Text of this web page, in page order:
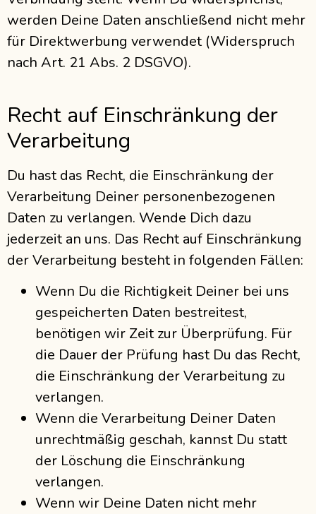
werden Deine Daten anschließend nicht mehr
für Direktwerbung verwendet (Widerspruch
nach Art. 21 Abs. 2 DSGVO).
Recht auf Einschränkung der
Verarbeitung
Du hast das Recht, die Einschränkung der
Verarbeitung Deiner personenbezogenen
Daten zu verlangen. Wende Dich dazu
jederzeit an uns. Das Recht auf Einschränkung
der Verarbeitung besteht in folgenden Fällen:
Wenn Du die Richtigkeit Deiner bei uns
gespeicherten Daten bestreitest,
benötigen wir Zeit zur Überprüfung. Für
die Dauer der Prüfung hast Du das Recht,
die Einschränkung der Verarbeitung zu
verlangen.
Wenn die Verarbeitung Deiner Daten
unrechtmäßig geschah, kannst Du statt
der Löschung die Einschränkung
verlangen.
Wenn wir Deine Daten nicht mehr